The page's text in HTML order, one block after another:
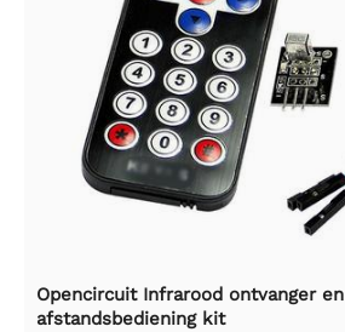
Opencircuit Infrarood ontvanger en
afstandsbediening kit